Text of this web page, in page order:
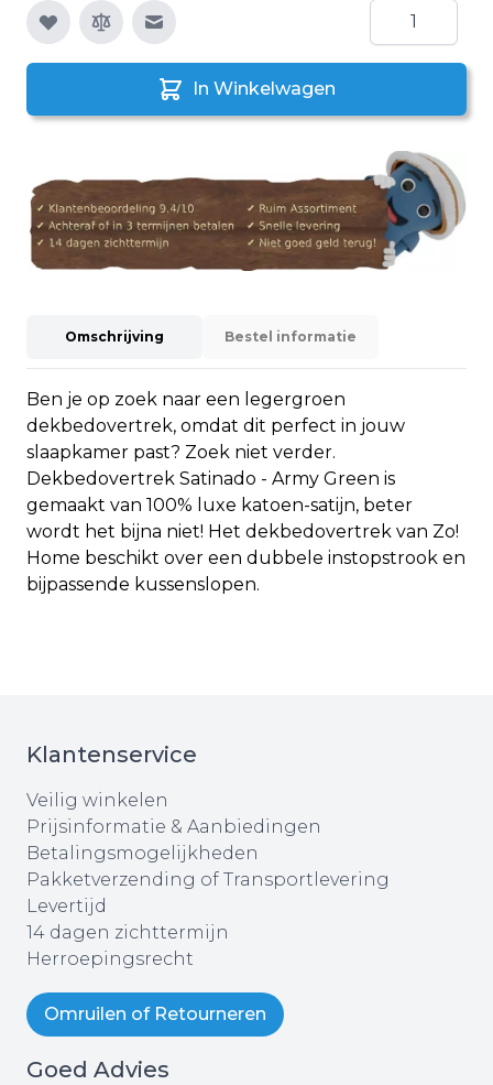
E-mail naar een vriend
Aantal
In Winkelwagen
Omschrijving Bestel informatie
Ben je op zoek naar een legergroen
dekbedovertrek, omdat dit perfect in jouw
slaapkamer past? Zoek niet verder.
Dekbedovertrek Satinado - Army Green is
gemaakt van 100% luxe katoen-satijn, beter
wordt het bijna niet! Het dekbedovertrek van Zo!
Home beschikt over een dubbele instopstrook en
bijpassende kussenslopen.
Klantenservice
Veilig winkelen
Prijsinformatie & Aanbiedingen
Betalingsmogelijkheden
Pakketverzending of Transportlevering
Levertijd
14 dagen zichttermijn
Herroepingsrecht
Omruilen of Retourneren
Goed Advies